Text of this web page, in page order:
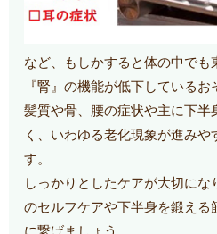
など、もしかすると体の中で
『腎』の機能が低下しているお
髪質や骨、腰の症状や主に下半
く、いわゆる老化現象が進みや
す。
しっかりとしたケアが大切に
のセルフケアや下半身を鍛える